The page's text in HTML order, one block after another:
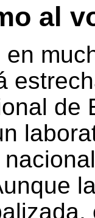
al
en
de